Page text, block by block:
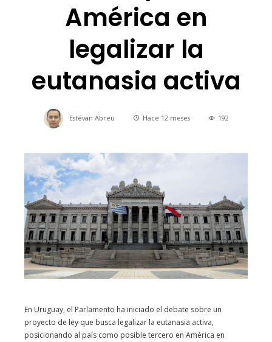
América en
legalizar la
eutanasia activa
Estévan Abreu Hace 12 meses 192
En Uruguay, el Parlamento ha iniciado el debate sobre un
proyecto de ley que busca legalizar la eutanasia activa,
posicionando al país como posible tercero en América en